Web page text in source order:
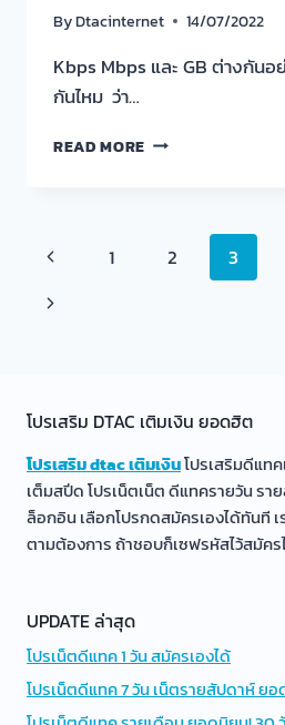
ByDtacinternet 14/07/2022
Kbps Mbps และ GB ต่างกัน
กันไหม ว่า…
READ MORE KBPS
Page
navigation
Previous
Page
1 2 3
Next
โปรเสริม DTAC เติมเงิน ยอดฮิต
โปรเสริม dtac เติมเงินโปรเสริมดีแท
เต็มสปีด โปรเน็ตเน็ต ดีแทครายวัน รา
ล็อกอิน เลือกโปรกดสมัครเองได้ทันที เ
ตามต้องการ ถ้าชอบก็เซฟรหัสไว้สมัคร
UPDATE ล่าสุด
โปรเน็ตดีแทค 1 วัน สมัครเองได้
โปรเน็ตดีแทค 7 วัน เน็ตรายสัปดาห์ ย